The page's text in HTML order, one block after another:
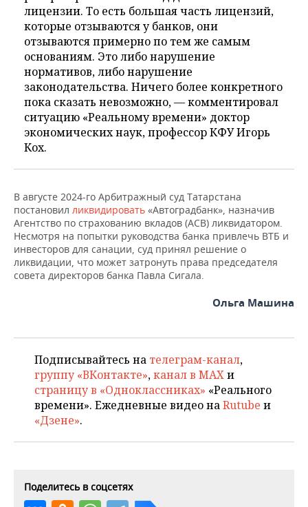
лицензии. То есть большая часть лицензий,
которые отзываются у банков, они
отзываются примерно по тем же самым
основаниям. Это либо нарушение
нормативов, либо нарушение
законодательства. Ничего более конкретного
пока сказать невозможно, — комментировал
ситуацию «Реальному времени» доктор
экономических наук, профессор КФУ Игорь
Кох.
В августе 2024-го Арбитражный суд Татарстана
постановил ликвидировать «Автоградбанк», назначив
Агентство по страхованию вкладов (АСВ) ликвидатором.
Несмотря на попытки руководства банка привлечь ВТБ и
инвесторов для санации, суд принял решение о
ликвидации, что может затронуть права председателя
совета директоров банка Павла Сигала.
Ольга Машина
Подписывайтесь на телеграм-канал,
группу «ВКонтакте»,канал в MAXи
страницу в «Одноклассниках» «Реального
времени». Ежедневные видео наRutube и
«Дзене».
Поделитесь в соцсетях